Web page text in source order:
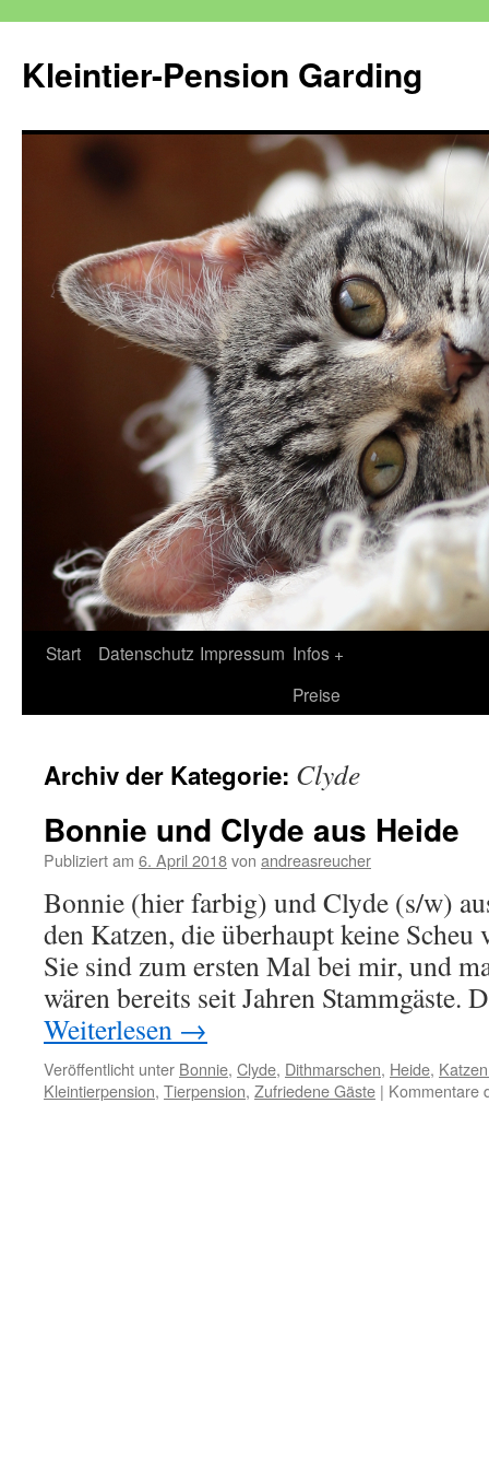
Kleintier-Pension Garding
Zum
Start Datenschutz Impressum Infos +
Preise
Archiv der Kategorie: Clyde
Bonnie und Clyde aus Heide
Publiziert am 6. April 2018von andreasreucher
Bonnie (hier farbig) und Clyde (s/w)
den Katzen, die überhaupt keine Scheu
Sie sind zum ersten Mal bei mir, und
wären bereits seit Jahren Stammgäste.
Weiterlesen →
Veröffentlicht unter Bonnie, Clyde, Dithmarschen, Heide,
Kleintierpension, Tierpension, Zufriedene Gäste | Kommentare